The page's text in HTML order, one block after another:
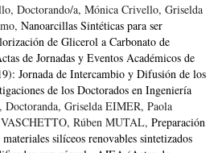
Doctorando/a, Mónica Crivello, Griselda
Nanoarcillas Sintéticas para ser
de Glicerol a Carbonato de
de Jornadas y Eventos Académicos de
Jornada de Intercambio y Difusión de los
de los Doctorados en Ingeniería
Griselda EIMER, Paola
Rúben MUTAL, Preparación
silíceos renovables sintetizados